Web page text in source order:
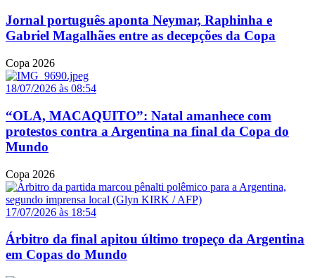
Jornal português aponta Neymar, Raphinha e
Gabriel Magalhães entre as decepções da Copa
Copa 2026
18/07/2026 às 08:54
“OLA, MACAQUITO”: Natal amanhece com
protestos contra a Argentina na final da Copa do
Mundo
Copa 2026
17/07/2026 às 18:54
Árbitro da final apitou último tropeço da Argentina
em Copas do Mundo